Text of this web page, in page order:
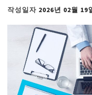
작성일자 2026년 02월 19